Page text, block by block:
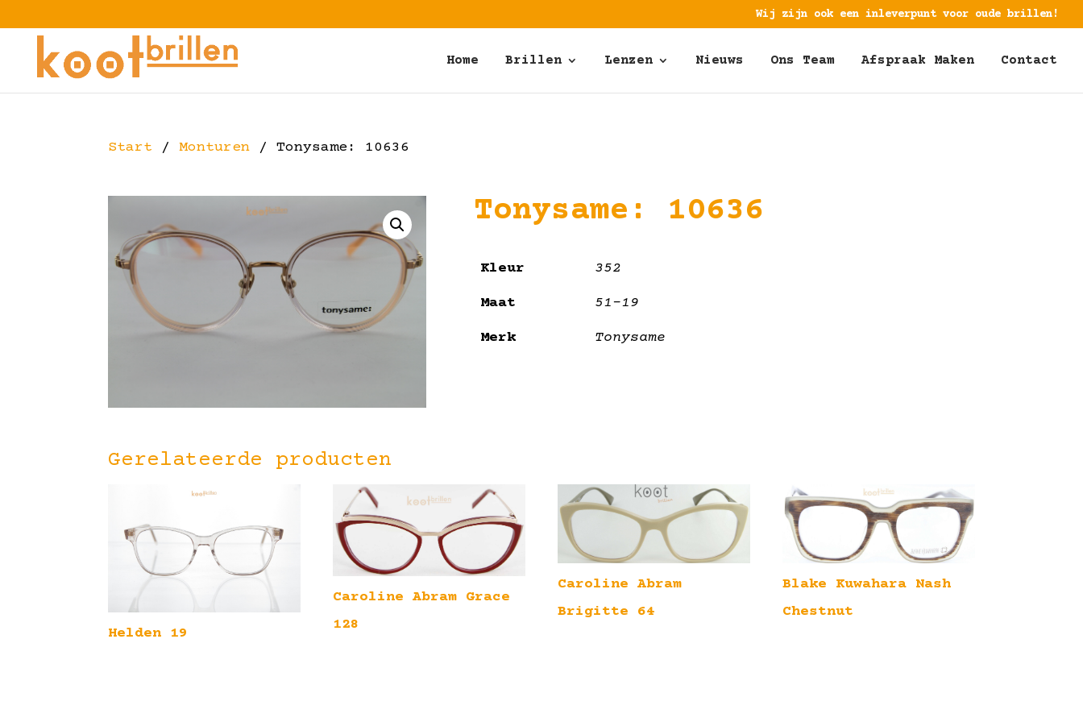
Wij zijn ook een inleverpunt voor oude brillen!
Home Brillen Lenzen Nieuws Ons Team Afspraak Maken Contact
Start /Monturen / Tonysame: 10636
Tonysame: 10636
Kleur 352
Maat 51-19
Merk Tonysame
Gerelateerde producten
Helden 19
Caroline Abram Grace
128
Caroline Abram
Brigitte 64
Blake Kuwahara Nash
Chestnut